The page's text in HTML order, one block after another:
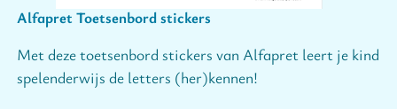
Alfapret Toetsenbord stickers
Met deze toetsenbord stickers van Alfapret leert je kind
spelenderwijs de letters (her)kennen!